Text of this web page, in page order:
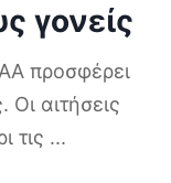
γονείς
προσφέρει
αιτήσεις
τις ...